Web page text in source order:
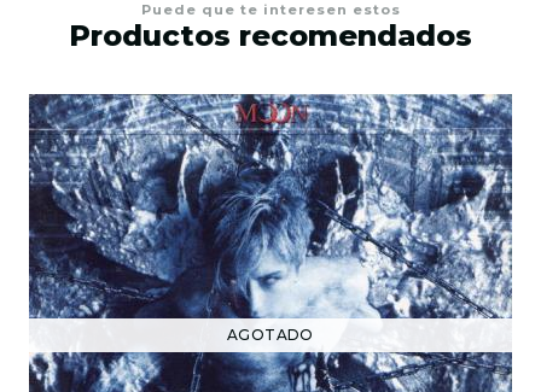
Puede que te interesen estos
Productos recomendados
AGOTADO